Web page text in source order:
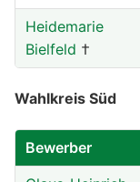
Heidemarie
Bielfeld †
Wahlkreis Süd
Bewerber